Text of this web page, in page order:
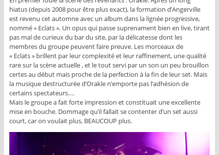
hiatus (depuis 2008 pour être plus exact), la formation d’Angerville
est revenu cet automne avec un album dans la lignée progressive,
nommé « Eclats ». Un opus qui passe suprenament bien en live, tirant
pas mal de curieux du bar du site, par la délicatesse dont les
membres du groupe peuvent faire preuve. Les morceaux de
« Eclats » brillent par leur complexité et leur raffinement, une qualité
rare sur la scène actuelle , et le tout servi par un son un peu brouillon
certes au début mais proche de la perfection à la fin de leur set. Mais
la musique destructurée d’Orakle n’emporte pas l’adhésion de
certains spectateurs….
Mais le groupe a fait forte impression et constituait une excellente
mise en bouche. Dommage qu’il fallait se contenter d’un set aussi
court, car on voulait plus, BEAUCOUP plus.